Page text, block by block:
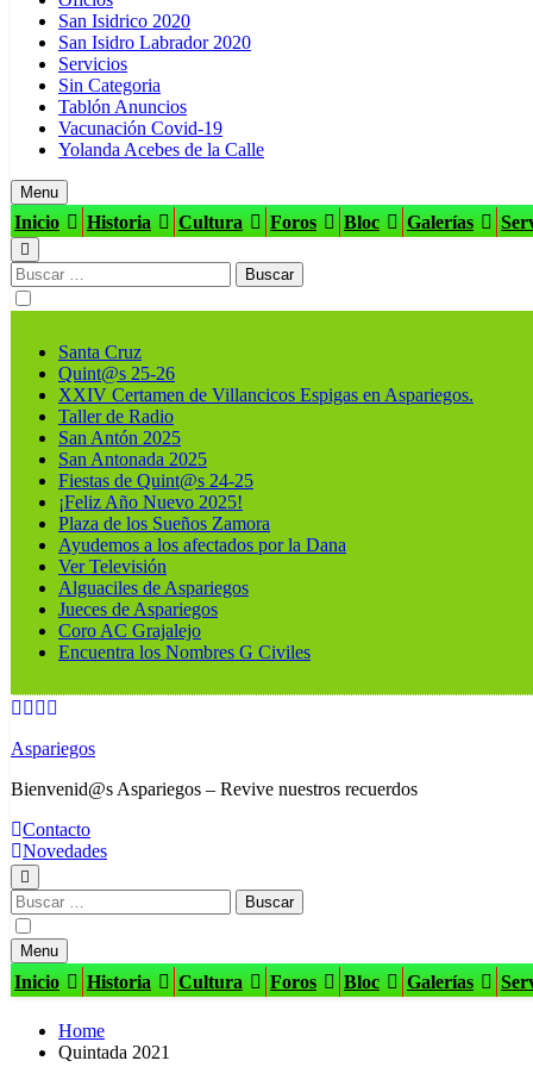
San Isidrico 2020
San Isidro Labrador 2020
Servicios
Sin Categoria
Tablón Anuncios
Vacunación Covid-19
Yolanda Acebes de la Calle
Menu
Inicio Historia Cultura Foros Bloc Galerías
Buscar:
Santa Cruz
Quint@s 25-26
XXIV Certamen de Villancicos Espigas en Aspariegos.
Taller de Radio
San Antón 2025
San Antonada 2025
Fiestas de Quint@s 24-25
¡Feliz Año Nuevo 2025!
Plaza de los Sueños Zamora
Ayudemos a los afectados por la Dana
Ver Televisión
Alguaciles de Aspariegos
Jueces de Aspariegos
Coro AC Grajalejo
Encuentra los Nombres G Civiles
Aspariegos
Bienvenid@s Aspariegos – Revive nuestros recuerdos
Contacto
Novedades
Buscar:
Menu
Inicio Historia Cultura Foros Bloc Galerías
Home
Quintada 2021